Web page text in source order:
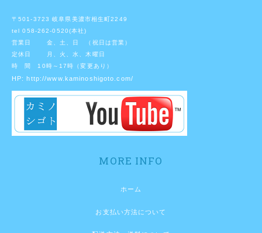
〒501-3723 岐阜県美濃市相生町2249
tel 058-262-0520(本社)
営業日 金、土、日 （祝日は営業）
定休日 月、火、水、木曜日
時 間 10時～17時（変更あり）
HP: http://www.kaminoshigoto.com/
MORE INFO
ホーム
お支払い方法について